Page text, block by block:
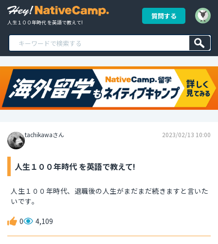
人生１００年時代 を英語で教えて!
質問する
tachikawaさん 2023/02/13 10:00
人生１００年時代 を英語で教えて!
人生１００年時代、退職後の人生がまだまだ続きますと言いた
いです。
0 4,109